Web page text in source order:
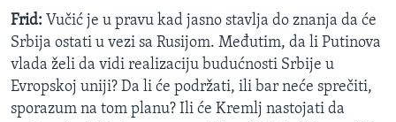
Frid: Vučić je u pravu kad jasno stavlja do znanja da će
Srbija ostati u vezi sa Rusijom. Međutim, da li Putinova
vlada želi da vidi realizaciju budućnosti Srbije u
Evropskoj uniji? Da li će podržati, ili bar neće sprečiti,
sporazum na tom planu? Ili će Kremlj nastojati da